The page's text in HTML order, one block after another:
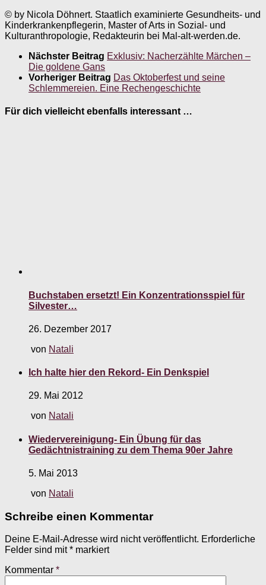
© by Nicola Döhnert. Staatlich examinierte Gesundheits- und
Kinderkrankenpflegerin, Master of Arts in Sozial- und
Kulturanthropologie, Redakteurin bei Mal-alt-werden.de.
Nächster Beitrag Exklusiv: Nacherzählte Märchen –
Die goldene Gans
Vorheriger Beitrag Das Oktoberfest und seine
Schlemmereien. Eine Rechengeschichte
Für dich vielleicht ebenfalls interessant …
Buchstaben ersetzt! Ein Konzentrationsspiel für
Silvester…
26. Dezember 2017
von Natali
Ich halte hier den Rekord- Ein Denkspiel
29. Mai 2012
von Natali
Wiedervereinigung- Ein Übung für das
Gedächtnistraining zu dem Thema 90er Jahre
5. Mai 2013
von Natali
Schreibe einen Kommentar
Deine E-Mail-Adresse wird nicht veröffentlicht. Erforderliche
Felder sind mit* markiert
Kommentar *